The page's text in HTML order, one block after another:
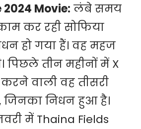
2024 Movie: लंबे समय
कर रही सोफिया
हो गया हैं। वह महज
पिछले तीन महीनों में X
करने वाली वह तीसरी
जिनका निधन हुआ है।
में Thaina Fields